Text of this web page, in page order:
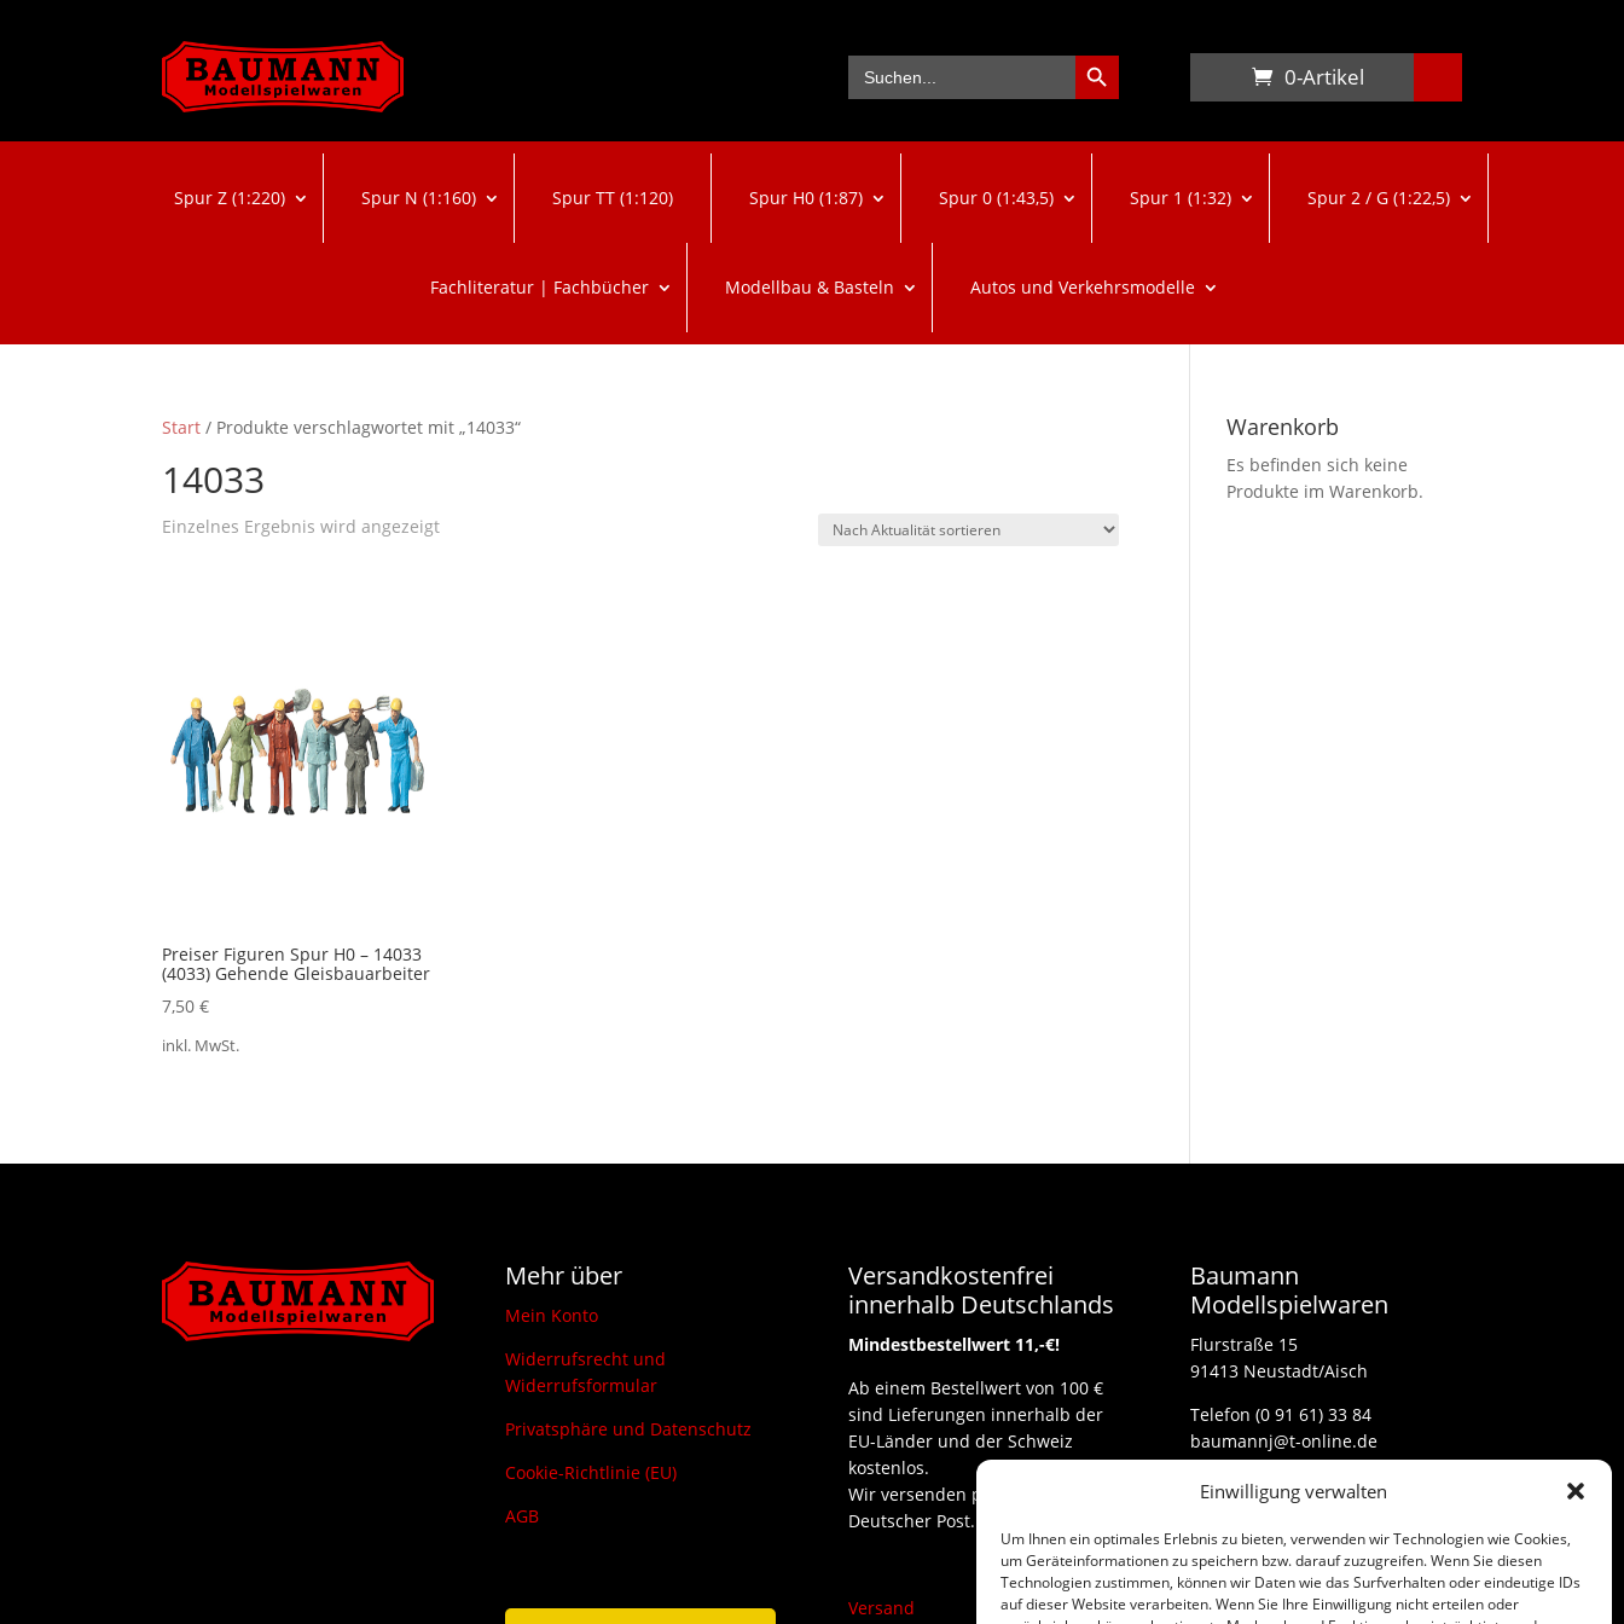
Einwilligung verwalten
Um Ihnen ein optimales Erlebnis zu bieten, verwenden wir Technologien wie Cookies,
um Geräteinformationen zu speichern bzw. darauf zuzugreifen. Wenn Sie diesen
Technologien zustimmen, können wir Daten wie das Surfverhalten oder eindeutige IDs
auf dieser Website verarbeiten. Wenn Sie Ihre Einwilligung nicht erteilen oder
Search
for:
Search Button
0-Artikel
Spur Z (1:220) Spur N (1:160) Spur TT (1:120) Spur H0 (1:87) Spur 0 (1:43,5) Spur 1 (1:32) Spur 2 / G (1:22,5)
Fachliteratur | Fachbücher Modellbau & Basteln Autos und Verkehrsmodelle
Start / Produkte verschlagwortet mit „14033“
14033
Einzelnes Ergebnis wird angezeigt
Preiser Figuren Spur H0 – 14033
(4033) Gehende Gleisbauarbeiter
7,50€
inkl. MwSt.
Warenkorb
Es befinden sich keine
Produkte im Warenkorb.
Mehr über
Mein Konto
Widerrufsrecht und
Widerrufsformular
Privatsphäre und Datenschutz
Cookie-Richtlinie (EU)
AGB
Versandkostenfrei
innerhalb Deutschlands
Mindestbestellwert 11,-€!
Ab einem Bestellwert von 100 €
sind Lieferungen innerhalb der
EU-Länder und der Schweiz
kostenlos.
Wir versenden per DHL und
Deutscher Post.
Versand
Baumann
Modellspielwaren
Flurstraße 15
91413 Neustadt/Aisch
Telefon (0 91 61) 33 84
baumannj@t-online.de
Kontakt
Impressum